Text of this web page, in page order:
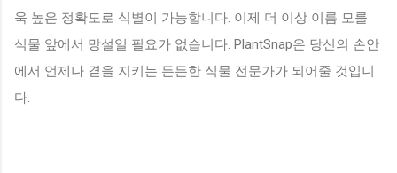
욱 높은 정확도로 식별이 가능합니다. 이제 더 이상 이름 모를
식물 앞에서 망설일 필요가 없습니다. PlantSnap은 당신의 손안
에서 언제나 곁을 지키는 든든한 식물 전문가가 되어줄 것입니
다.